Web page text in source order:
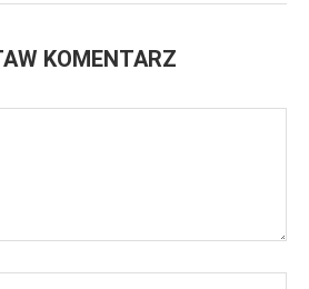
KOMENTARZ